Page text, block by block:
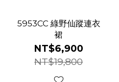
5953CC 綠野仙蹤連衣
裙
NT$6,900
NT$19,800